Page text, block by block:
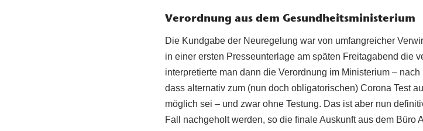
Verordnung aus dem Gesundheitsministerium
Die Kundgabe der Neuregelung war von umfangreicher
in einer ersten Presseunterlage am späten Freitagabend die
interpretierte man dann die Verordnung im Ministerium –
dass alternativ zum (nun doch obligatorischen) Corona Test
möglich sei – und zwar ohne Testung. Das ist aber nun
Fall nachgeholt werden, so die finale Auskunft aus dem Büro